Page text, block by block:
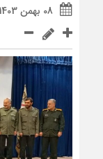
08 بهمن 1403 - 12:31